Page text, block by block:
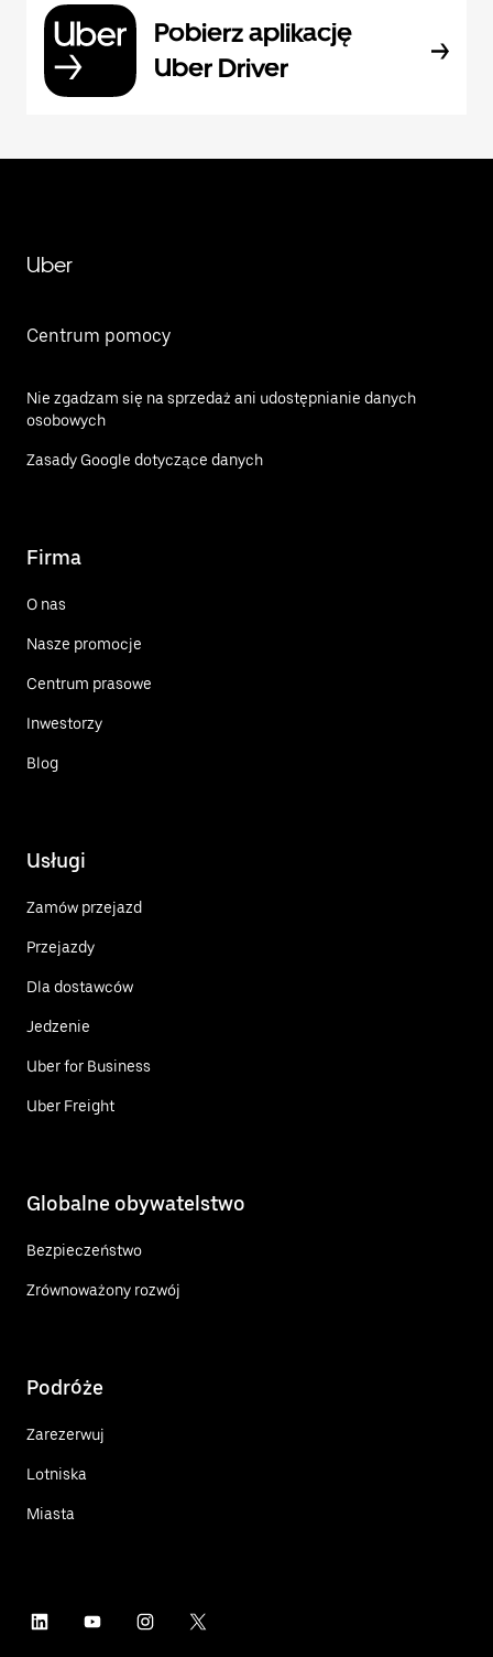
Pobierz aplikację
Uber Driver
Uber
Centrum pomocy
Nie zgadzam się na sprzedaż ani udostępnianie danych
osobowych
Zasady Google dotyczące danych
Firma
O nas
Nasze promocje
Centrum prasowe
Inwestorzy
Blog
Usługi
Zamów przejazd
Przejazdy
Dla dostawców
Jedzenie
Uber for Business
Uber Freight
Globalne obywatelstwo
Bezpieczeństwo
Zrównoważony rozwój
Podróże
Zarezerwuj
Lotniska
Miasta